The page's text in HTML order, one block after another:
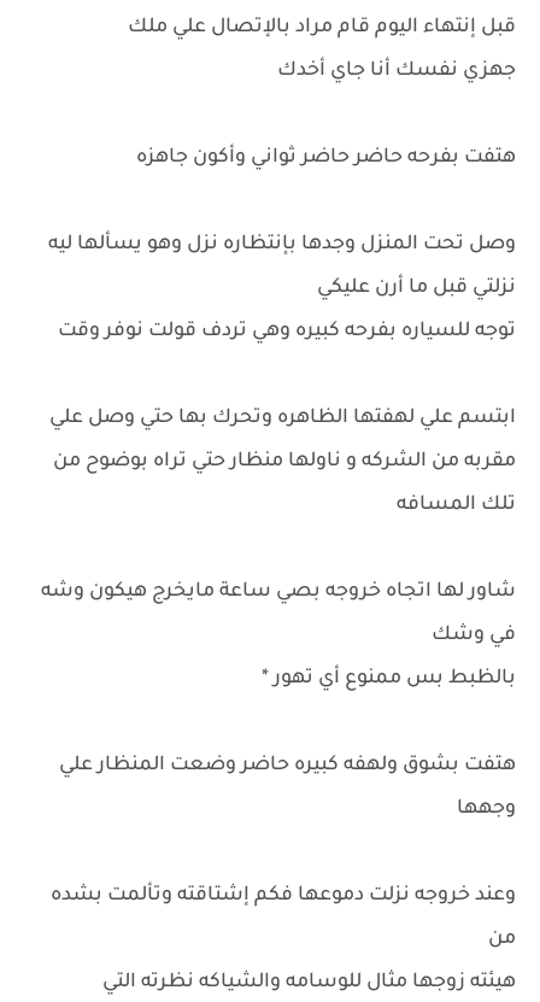
قبل إنتهاء اليوم قام مراد بالإتصال علي ملك
جهزي نفسك أنا جاي أخدك
هتفت بفرحه حاضر حاضر ثواني وأكون جاهزه
وصل تحت المنزل وجدها بإنتظاره نزل وهو يسألها ليه
نزلتي قبل ما أرن عليكي
توجه للسياره بفرحه كبيره وهي تردف قولت نوفر وقت
ابتسم علي لهفتها الظاهره وتحرك بها حتي وصل علي
مقربه من الشركه و ناولها منظار حتي تراه بوضوح من
تلك المسافه
شاور لها اتجاه خروجه بصي ساعة مايخرج هيكون وشه
في وشك
بالظبط بس ممنوع أي تهور *
هتفت بشوق ولهفه كبيره حاضر وضعت المنظار علي
وجهها
وعند خروجه نزلت دموعها فكم إشتاقته وتألمت بشده
من
هيئته زوجها مثال للوسامه والشياكه نظرته التي